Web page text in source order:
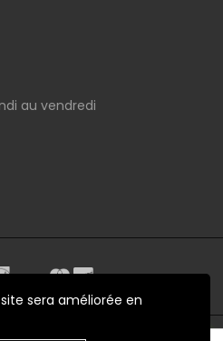
au vendredi
sera améliorée en